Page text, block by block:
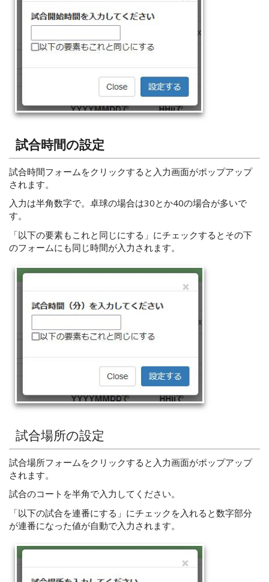
試合時間の設定
試合時間フォームをクリックすると入力画面がポップアップ
されます。
入力は半角数字で。卓球の場合は30とか40の場合が多いで
す。
「以下の要素もこれと同じにする」にチェックするとその下
のフォームにも同じ時間が入力されます。
試合場所の設定
試合場所フォームをクリックすると入力画面がポップアップ
されます。
試合のコートを半角で入力してください。
「以下の試合を連番にする」にチェックを入れると数字部分
が連番になった値が自動で入力されます。